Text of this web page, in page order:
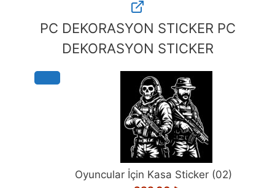
PC DEKORASYON STICKER PC
DEKORASYON STICKER
Oyuncular İçin Kasa Sticker (02)